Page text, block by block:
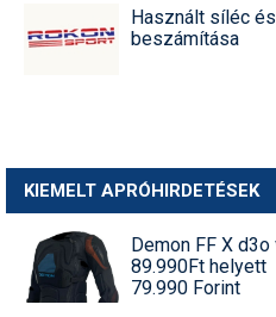
Használt síléc
beszámítása
KIEMELT APRÓHIRDETÉSEK
Demon FF X
89.990Ft helyett
79.990 Forint